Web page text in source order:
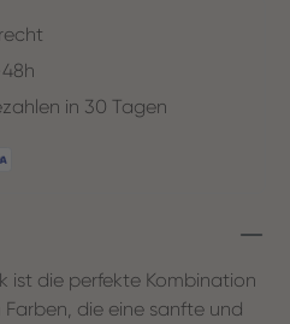
in 30 Tagen
ist die perfekte Kombination
die eine sanfte und